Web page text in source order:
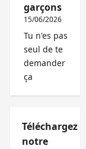
garçons
15/06/2026
Tu n'es pas
seul de te
demander
ça
Téléchargez
notre